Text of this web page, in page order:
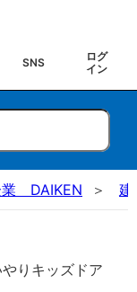
SNS
ログ
イン
業 DAIKEN 建
りキッズドア